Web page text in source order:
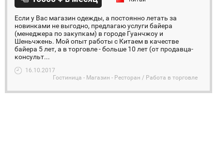
Если у Вас магазин одежды, а постоянно летать за
новинками не выгодно, предлагаю услуги байера
(менеджера по закупкам) в городе Гуанчжоу и
Шеньчжень. Мой опыт работы с Китаем в качестве
байера 5 лет, а в торговле - больше 10 лет (от продавца-
консульт...
16.10.2017
Гостиница - Магазин - Ресторан / Работа в торговле